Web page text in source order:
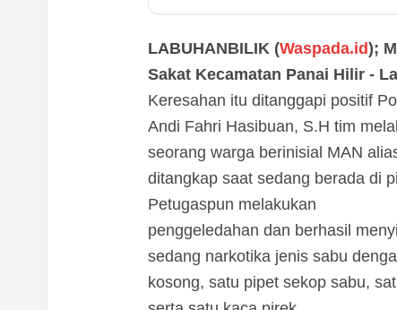
LABUHANBILIK (Waspada.id);
Sakat Kecamatan Panai Hilir -
Keresahan itu ditanggapi positif
Andi Fahri Hasibuan, S.H tim
seorang warga berinisial MAN
ditangkap saat sedang berada di
Petugaspun melakukan
penggeledahan dan berhasil
sedang narkotika jenis sabu
kosong, satu pipet sekop sabu,